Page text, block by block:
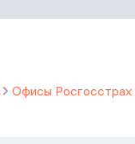
Офисы Росгосстрах